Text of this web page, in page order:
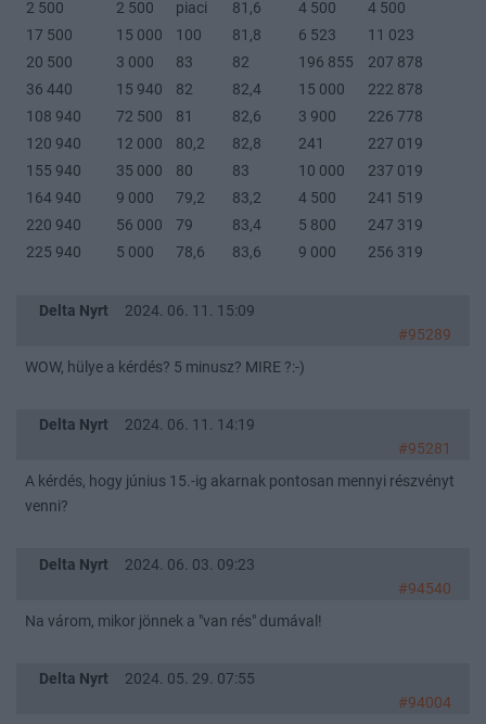
2 500
2 500 piaci 81,6 4 500
4 500
17 500
15 000 100 81,8 6 523
11 023
20 500
3 000 83 82 196 855
207 878
36 440
15 940 82 82,4 15 000
222 878
108 940
72 500 81 82,6 3 900
226 778
120 940
12 000 80,2 82,8 241
227 019
155 940
35 000 80 83 10 000
237 019
164 940
9 000 79,2 83,2 4 500
241 519
220 940
56 000 79 83,4 5 800
247 319
225 940
5 000 78,6 83,6 9 000 256 319
Delta Nyrt
2024. 06. 11. 15:09
#95289
WOW, hülye a kérdés? 5 minusz? MIRE ?:-)
Delta Nyrt
2024. 06. 11. 14:19
#95281
A kérdés, hogy június 15.-ig akarnak pontosan mennyi részvényt
venni?
Delta Nyrt
2024. 06. 03. 09:23
#94540
Na várom, mikor jönnek a "van rés" dumával!
Delta Nyrt
2024. 05. 29. 07:55
#94004